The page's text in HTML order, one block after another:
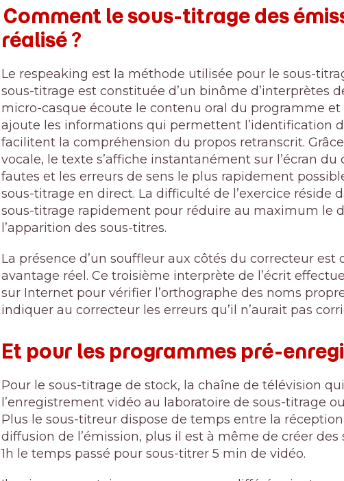
Comment le sous-titrage des
réalisé ?
Le respeaking est la méthode utilisée pour le sous-
sous-titrage est constituée d’un binôme d’interprètes
micro-casque écoute le contenu oral du programme
ajoute les informations qui permettent l’identification
facilitent la compréhension du propos retranscrit.
vocale, le texte s’affiche instantanément sur l’écran
fautes et les erreurs de sens le plus rapidement
sous-titrage en direct. La difficulté de l’exercice réside
sous-titrage rapidement pour réduire au maximum le
l’apparition des sous-titres.
La présence d’un souffleur aux côtés du correcteur
avantage réel. Ce troisième interprète de l’écrit
sur Internet pour vérifier l’orthographe des noms
indiquer au correcteur les erreurs qu’il n’aurait pas
Et pour les programmes pré-
Pour le sous-titrage de stock, la chaîne de télévision
l’enregistrement vidéo au laboratoire de sous-titrage
Plus le sous-titreur dispose de temps entre la
diffusion de l’émission, plus il est à même de créer
1h le temps passé pour sous-titrer 5 min de vidéo.